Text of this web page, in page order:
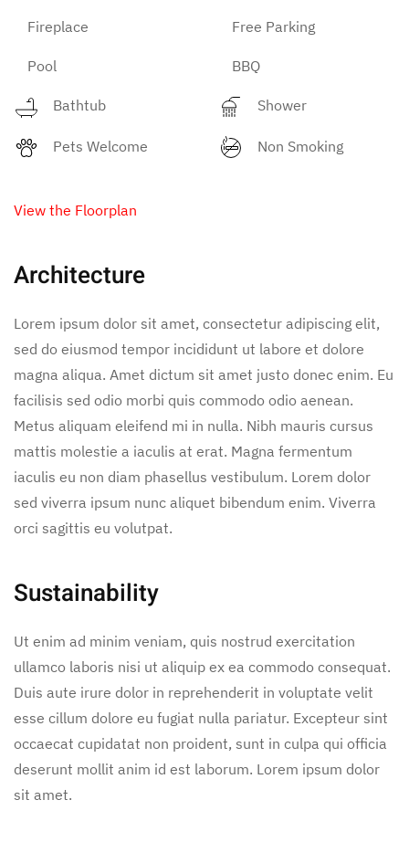
Fireplace Free Parking
Pool BBQ
Bathtub Shower
Pets Welcome Non Smoking
View the Floorplan
Architecture
Lorem ipsum dolor sit amet, consectetur adipiscing elit,
sed do eiusmod tempor incididunt ut labore et dolore
magna aliqua. Amet dictum sit amet justo donec enim. Eu
facilisis sed odio morbi quis commodo odio aenean.
Metus aliquam eleifend mi in nulla. Nibh mauris cursus
mattis molestie a iaculis at erat. Magna fermentum
iaculis eu non diam phasellus vestibulum. Lorem dolor
sed viverra ipsum nunc aliquet bibendum enim. Viverra
orci sagittis eu volutpat.
Sustainability
Ut enim ad minim veniam, quis nostrud exercitation
ullamco laboris nisi ut aliquip ex ea commodo consequat.
Duis aute irure dolor in reprehenderit in voluptate velit
esse cillum dolore eu fugiat nulla pariatur. Excepteur sint
occaecat cupidatat non proident, sunt in culpa qui officia
deserunt mollit anim id est laborum. Lorem ipsum dolor
sit amet.